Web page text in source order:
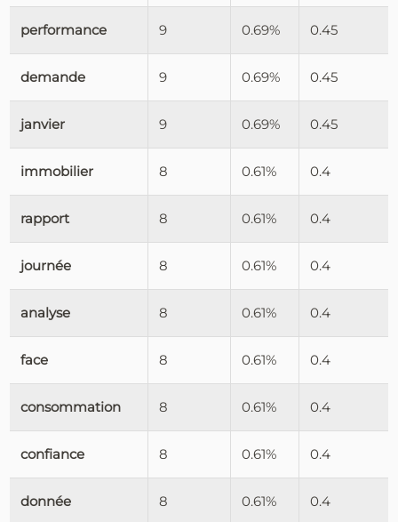
performance 9 0.69% 0.45
demande 9 0.69% 0.45
janvier 9 0.69% 0.45
immobilier 8 0.61% 0.4
rapport 8 0.61% 0.4
journée 8 0.61% 0.4
analyse 8 0.61% 0.4
face 8 0.61% 0.4
consommation 8 0.61% 0.4
confiance 8 0.61% 0.4
donnée 8 0.61% 0.4